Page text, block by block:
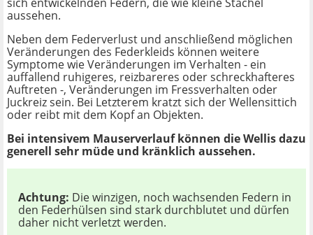
aussehen.
Neben dem Federverlust und anschließend möglichen
Veränderungen des Federkleids können weitere
Symptome wie Veränderungen im Verhalten - ein
auffallend ruhigeres, reizbareres oder schreckhafteres
Auftreten -, Veränderungen im Fressverhalten oder
Juckreiz sein. Bei Letzterem kratzt sich der Wellensittich
oder reibt mit dem Kopf an Objekten.
Bei intensivem Mauserverlauf können die Wellis dazu
generell sehr müde und kränklich aussehen.
Achtung: Die winzigen, noch wachsenden Federn in
den Federhülsen sind stark durchblutet und dürfen
daher nicht verletzt werden.